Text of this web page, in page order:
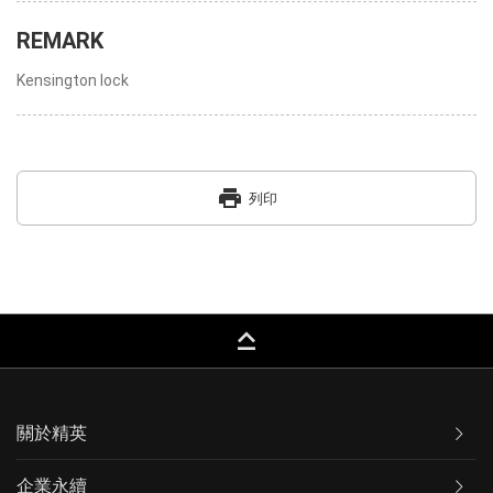
REMARK
Kensington lock
print 列印
keyboard_capslock
關於精英
企業永續